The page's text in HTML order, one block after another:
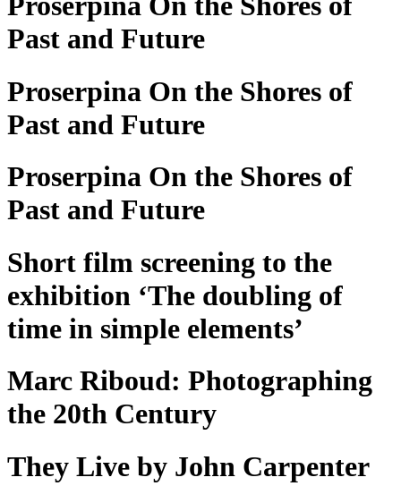
Past and Future
Proserpina On the Shores of
Past and Future
Proserpina On the Shores of
Past and Future
Short film screening to the
exhibition ‘The doubling of
time in simple elements’
Marc Riboud: Photographing
the 20th Century
They Live by John Carpenter